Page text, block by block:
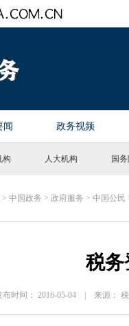
构 人大机构 国
> 中国政务 > 政府服务 > 中国公民
税务
布时间： 2016-05-04 | 来源：